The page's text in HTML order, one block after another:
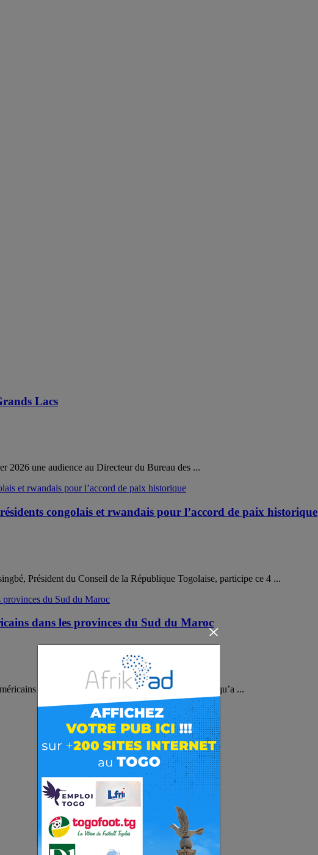
Lacs
2026 une audience au Directeur du Bureau des ...
congolais et rwandais pour l’accord de paix historique
Président du Conseil de la République Togolaise, participe ce 4 ...
dans les provinces du Sud du Maroc
dans les Provinces du Sud du Maroc. C’est ce qu’a ...